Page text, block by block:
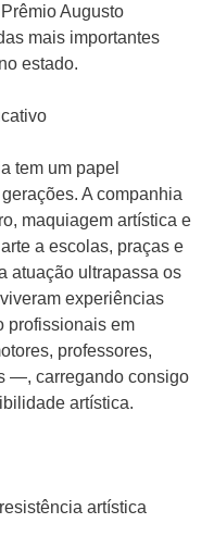
Augusto
mais importantes
estado.
tem um papel
A companhia
maquiagem artística e
a escolas, praças e
atuação ultrapassa os
experiências
profissionais em
professores,
—, carregando consigo
artística.
artística